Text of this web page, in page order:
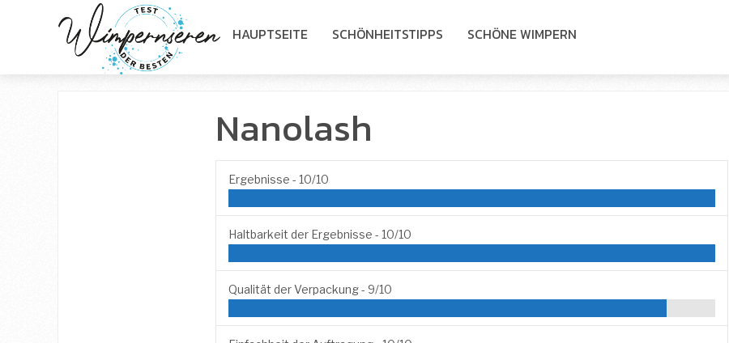
HAUPTSEITE SCHÖNHEITSTIPPS SCHÖNE WIMPERN
Nanolash
Ergebnisse - 10/10
Haltbarkeit der Ergebnisse - 10/10
Qualität der Verpackung - 9/10